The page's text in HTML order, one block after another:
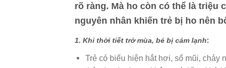
rõ ràng. Mà ho còn có thể là triệu
nguyên nhân khiến trẻ bị ho nên
1. Khi thời tiết trở mùa, bé bị cảm lạnh:
Trẻ có biểu hiện hắt hơi, sổ mũi, chảy